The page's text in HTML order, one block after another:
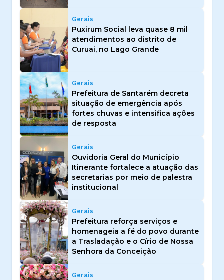
Gerais
Puxirum Social leva quase 8 mil
atendimentos ao distrito de
Curuai, no Lago Grande
Gerais
Prefeitura de Santarém decreta
situação de emergência após
fortes chuvas e intensifica ações
de resposta
Gerais
Ouvidoria Geral do Município
Itinerante fortalece a atuação das
secretarias por meio de palestra
institucional
Gerais
Prefeitura reforça serviços e
homenageia a fé do povo durante
a Trasladação e o Círio de Nossa
Senhora da Conceição
Gerais